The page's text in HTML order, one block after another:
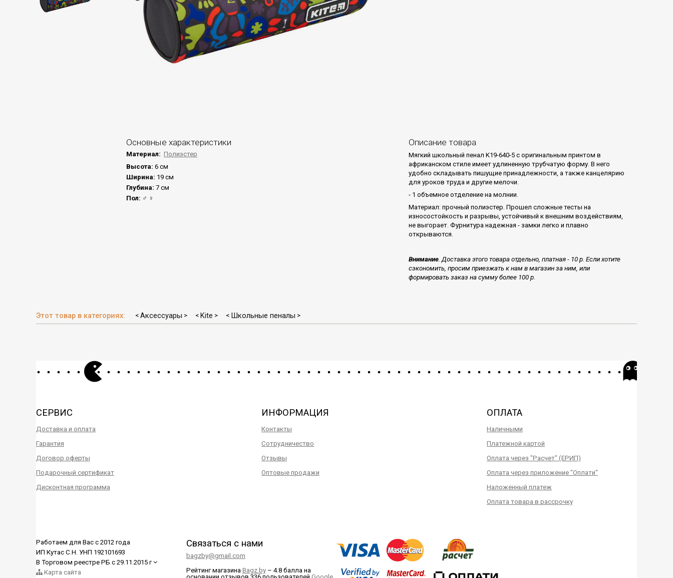
Основные характеристики
Материал: Полиэстер
Высота: 6 см
Ширина: 19 см
Глубина: 7 см
Пол: ♂ ♀
Описание товара
Мягкий школьный пенал K19-640-5 с оригинальным принтом в
африканском стиле имеет удлиненную трубчатую форму. В него
удобно складывать пишущие принадлежности, а также канцелярию
для уроков труда и другие мелочи.
- 1 объемное отделение на молнии.
Материал: прочный полиэстер. Прошел сложные тесты на
износостойкость и разрывы, устойчивый к внешним воздействиям,
не выгорает. Фурнитура надежная - замки легко и плавно
открываются.
Внимание. Доставка этого товара отдельно, платная - 10 р. Если хотите
сэкономить, просим приезжать к нам в магазин за ним, или
формировать заказ на сумму более 100 р.
Этот товар в категориях: < Аксессуары > < Kite > < Школьные пеналы >
СЕРВИС
Доставка и оплата
Гарантия
Договор оферты
Подарочный сертификат
Дисконтная программа
ИНФОРМАЦИЯ
Контакты
Сотрудничество
Отзывы
Оптовые продажи
ОПЛАТА
Наличными
Платежной картой
Оплата через "Расчет" (ЕРИП)
Оплата через приложение "Оплати"
Наложенный платеж
Оплата товара в рассрочку
Работаем для Вас с 2012 года
ИП Кутас С.Н. УНП 192101693
В Торговом реестре РБ с 29.11.2015 г
Карта сайта
Связаться с нами
bagzby@gmail.com
Рейтинг магазина Bagz.by – 4.8 балла на